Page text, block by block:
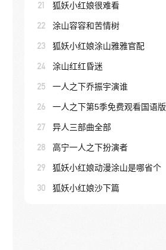
21 狐妖小红娘很难看
22 涂山容容和苦情树
23 狐妖小红娘涂山雅雅官配
24 涂山红红昏迷
25 一人之下乔振宇演谁
26 一人之下第5季免费观看国语版
27 异人三部曲全部
28 高宁一人之下扮演者
29 狐妖小红娘动漫涂山是哪省个
30 狐妖小红娘沙下篇